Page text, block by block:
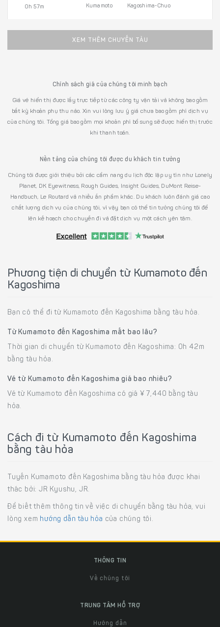
0h 57m Kumamoto Kagoshima-Chuo
XEM THÊM CHUYẾN TÀU
Chính sách giá của chúng tôi minh bạch
Giá vé hiển thị được lấy trực tiếp từ các công ty vận tải và không bao gồm
bất kỳ khoản phụ thu nào. Xin vui lòng lưu ý giá chưa bao gồm phí dịch vụ
của chúng tôi. Tổng giá bao gồm mọi khoản phí bổ sung sẽ được hiển thị trước
khi thanh toán.
Nền tảng của chúng tôi được du khách tin tưởng
Chúng tôi được giới thiệu bởi các cẩm nang du lịch độc lập uy tín như Lonely
Planet, DK Eyewitness, Rough Guides, Insight Guides, DuMont Reise-
Handbuch, Le Routard và nhiều ấn phẩm khác. Du khách luôn đánh giá cao
chất lượng dịch vụ của chúng tôi, vì vậy bạn có thể tin tưởng chúng tôi để
lên kế hoạch cho chuyến đi và đặt dịch vụ một cách yên tâm.
Phương tiện di chuyển từ Kumamoto đến
Kagoshima
Bạn có thể đi từ Kumamoto đến Kagoshima bằng tàu hỏa.
Từ Kumamoto đến Kagoshima mất bao lâu?
Thời gian di chuyển từ Kumamoto đến Kagoshima: 0h 42m
bằng tàu hỏa.
Vé từ Kumamoto đến Kagoshima giá bao nhiêu?
Vé từ Kumamoto đến Kagoshima có giá ¥ 7,440 bằng tàu
hỏa.
Cách đi từ Kumamoto đến Kagoshima
bằng tàu hỏa
Tuyến Kumamoto đến Kagoshima bằng tàu hỏa được khai
thác bởi: JR Kyushu, JR.
Để biết thêm thông tin về việc di chuyển bằng tàu hỏa, vui
lòng xem hướng dẫn tàu hỏa của chúng tôi.
THÔNG TIN
Về chúng tôi
TRUNG TÂM HỖ TRỢ
Hướng dẫn